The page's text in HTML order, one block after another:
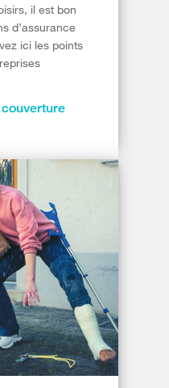
il est bon
d’assurance
ici les points